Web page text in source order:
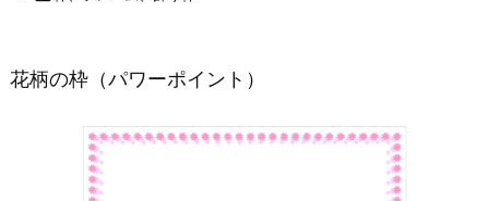
花柄の枠（パワーポイント）